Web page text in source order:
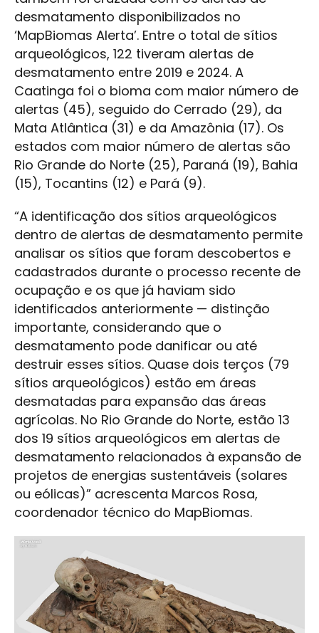
desmatamento disponibilizados no
‘MapBiomas Alerta’. Entre o total de sítios
arqueológicos, 122 tiveram alertas de
desmatamento entre 2019 e 2024. A
Caatinga foi o bioma com maior número de
alertas (45), seguido do Cerrado (29), da
Mata Atlântica (31) e da Amazônia (17). Os
estados com maior número de alertas são
Rio Grande do Norte (25), Paraná (19), Bahia
(15), Tocantins (12) e Pará (9).
“A identificação dos sítios arqueológicos
dentro de alertas de desmatamento permite
analisar os sítios que foram descobertos e
cadastrados durante o processo recente de
ocupação e os que já haviam sido
identificados anteriormente — distinção
importante, considerando que o
desmatamento pode danificar ou até
destruir esses sítios. Quase dois terços (79
sítios arqueológicos) estão em áreas
desmatadas para expansão das áreas
agrícolas. No Rio Grande do Norte, estão 13
dos 19 sítios arqueológicos em alertas de
desmatamento relacionados à expansão de
projetos de energias sustentáveis (solares
ou eólicas)” acrescenta Marcos Rosa,
coordenador técnico do MapBiomas.